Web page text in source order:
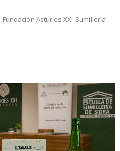
Fundación Asturies XXI Sumillería